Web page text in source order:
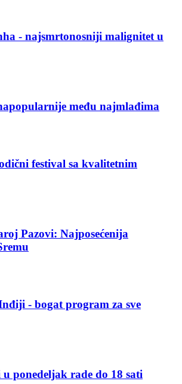
- najsmrtonosniji malignitet u
među najmlađima
festival sa kvalitetnim
Pazovi: Najposećenija
- bogat program za sve
u ponedeljak rade do 18 sati